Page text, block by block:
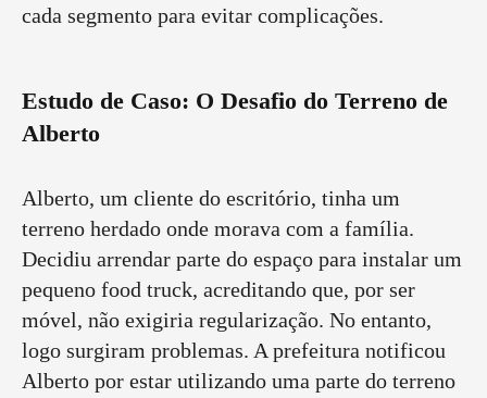
cada segmento para evitar complicações.
Estudo de Caso: O Desafio do Terreno de
Alberto
Alberto, um cliente do escritório, tinha um
terreno herdado onde morava com a família.
Decidiu arrendar parte do espaço para instalar um
pequeno food truck, acreditando que, por ser
móvel, não exigiria regularização. No entanto,
logo surgiram problemas. A prefeitura notificou
Alberto por estar utilizando uma parte do terreno